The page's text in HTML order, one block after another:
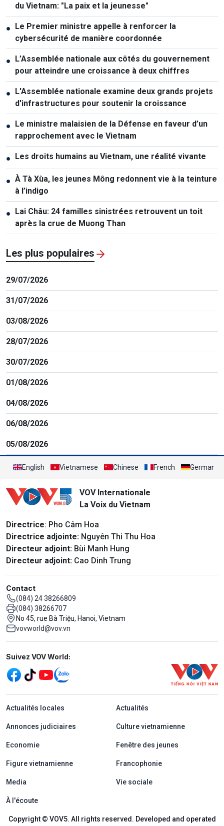
du Vietnam: "La paix et la jeunesse"
● Le Premier ministre appelle à renforcer la
cybersécurité de manière coordonnée
● L’Assemblée nationale aux côtés du gouvernement
pour atteindre une croissance à deux chiffres
● L'Assemblée nationale examine deux grands projets
d'infrastructures pour soutenir la croissance
● Le ministre malaisien de la Défense en faveur d’un
rapprochement avec le Vietnam
● Les droits humains au Vietnam, une réalité vivante
● À Tà Xùa, les jeunes Mông redonnent vie à la teinture
à l’indigo
● Lai Châu: 24 familles sinistrées retrouvent un toit
après la crue de Muong Than
Les plus populaires
29/07/2026
31/07/2026
03/08/2026
28/07/2026
30/07/2026
01/08/2026
04/08/2026
06/08/2026
05/08/2026
English Vietnamese Chinese French German
VOV Internationale
La Voix du Vietnam
Directrice: Pho Câm Hoa
Directrice adjointe: Nguyên Thi Thu Hoa
Directeur adjoint: Bùi Manh Hung
Directeur adjoint: Cao Dinh Trung
Contact
(084) 24 38266809
(084) 38266707
No 45, rue Bà Triệu, Hanoi, Vietnam
vovworld@vov.vn
Mạng xã hội
Suivez VOV World:
menu footer tiếng Pháp
Actualités locales Actualités
Annonces judiciaires Culture vietnamienne
Economie Fenêtre des jeunes
Figure vietnamienne Francophonie
Media Vie sociale
À l'écoute
Copyright © VOV5. All rights reserved. Developed and operated